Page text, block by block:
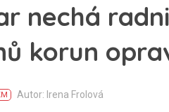
nechá
korun
Autor: Irena Frolová